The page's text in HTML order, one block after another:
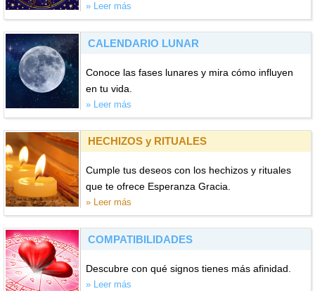
» Leer más
CALENDARIO LUNAR
Conoce las fases lunares y mira cómo influyen
en tu vida.
» Leer más
HECHIZOS y RITUALES
Cumple tus deseos con los hechizos y rituales
que te ofrece Esperanza Gracia.
» Leer más
COMPATIBILIDADES
Descubre con qué signos tienes más afinidad.
» Leer más